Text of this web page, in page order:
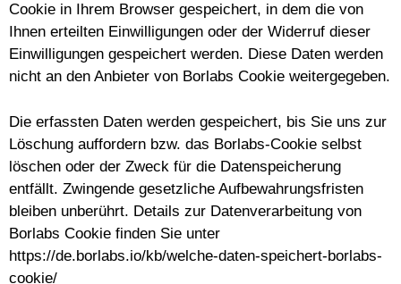
Cookie in Ihrem Browser gespeichert, in dem die von
Ihnen erteilten Einwilligungen oder der Widerruf dieser
Einwilligungen gespeichert werden. Diese Daten werden
nicht an den Anbieter von Borlabs Cookie weitergegeben.
Die erfassten Daten werden gespeichert, bis Sie uns zur
Löschung auffordern bzw. das Borlabs-Cookie selbst
löschen oder der Zweck für die Datenspeicherung
entfällt. Zwingende gesetzliche Aufbewahrungsfristen
bleiben unberührt. Details zur Datenverarbeitung von
Borlabs Cookie finden Sie unter
https://de.borlabs.io/kb/welche-daten-speichert-borlabs-
cookie/